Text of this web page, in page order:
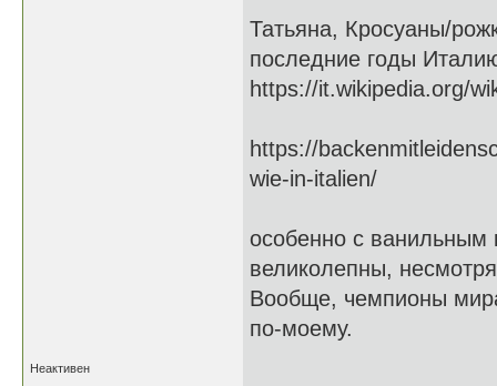
Татьяна, Кросуаны/
последние годы
https://it.wikipedia.org/
https://
wie-in-italien/
особенно с ванильным
великолепны,
Вообще, чемпионы
по-моему.
Неактивен